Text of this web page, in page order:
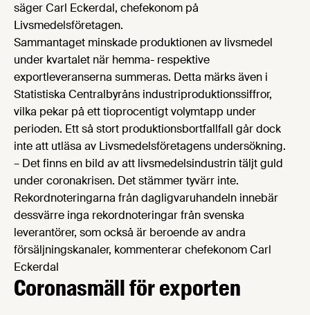
säger Carl Eckerdal, chefekonom på
Livsmedelsföretagen.
Sammantaget minskade produktionen av livsmedel
under kvartalet när hemma- respektive
exportleveranserna summeras. Detta märks även i
Statistiska Centralbyråns industriproduktionssiffror,
vilka pekar på ett tioprocentigt volymtapp under
perioden. Ett så stort produktionsbortfallfall går dock
inte att utläsa av Livsmedelsföretagens undersökning.
– Det finns en bild av att livsmedelsindustrin täljt guld
under coronakrisen. Det stämmer tyvärr inte.
Rekordnoteringarna från dagligvaruhandeln innebär
dessvärre inga rekordnoteringar från svenska
leverantörer, som också är beroende av andra
försäljningskanaler, kommenterar chefekonom Carl
Eckerdal
Coronasmäll för exporten